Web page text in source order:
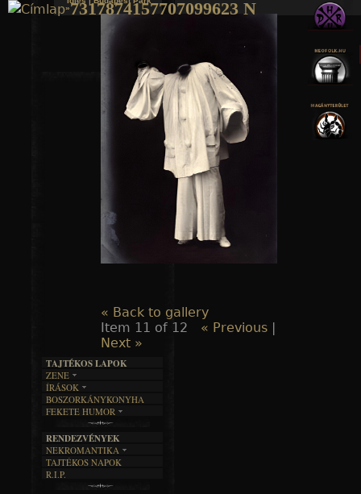
Jump to navigation
7317874157707099623 N
« Back to gallery
Item 11 of 12
« Previous |
Next »
TAJTÉKOS LAPOK
ZENE
EGYÜTTESEK
INTERJÚK
FORDÍTÁSOK
DALSZÖVEGEK
ÍRÁSOK
IRODALOM
FILM
ÍRÁSTÖRTÉNET
BOSZORKÁNYKONYHA
FEKETE HUMOR
SZÖVEGES
RENDEZVÉNYEK
NEKROMANTIKA
AKTUÁLIS
A MÚLT
TAJTÉKOS NAPOK
R.I.P.
»